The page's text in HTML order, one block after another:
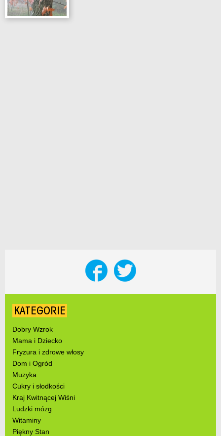
KATEGORIE
Dobry Wzrok
Mama i Dziecko
Fryzura i zdrowe włosy
Dom i Ogród
Muzyka
Cukry i słodkości
Kraj Kwitnącej Wiśni
Ludzki mózg
Witaminy
Piękny Stan